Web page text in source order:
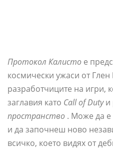
Протокол Калисто е
космически ужаси от
разработчиците на игри,
заглавия като Call of Dutyи
пространство . Може да е
и да започнеш ново
всичко, което видях от